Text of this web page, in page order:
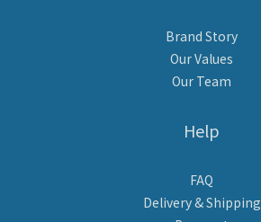
Brand Story
Our Values
Our Team
Help
FAQ
Delivery & Shipping